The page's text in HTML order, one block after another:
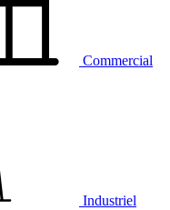
Commercial
Industriel